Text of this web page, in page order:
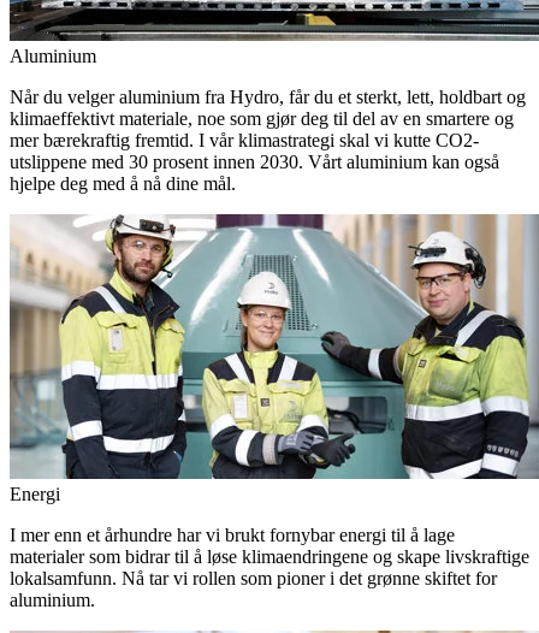
Aluminium
Når du velger aluminium fra Hydro, får du et sterkt, lett, holdbart og
klimaeffektivt materiale, noe som gjør deg til del av en smartere og
mer bærekraftig fremtid. I vår klimastrategi skal vi kutte CO2-
utslippene med 30 prosent innen 2030. Vårt aluminium kan også
hjelpe deg med å nå dine mål.
Energi
I mer enn et århundre har vi brukt fornybar energi til å lage
materialer som bidrar til å løse klimaendringene og skape livskraftige
lokalsamfunn. Nå tar vi rollen som pioner i det grønne skiftet for
aluminium.